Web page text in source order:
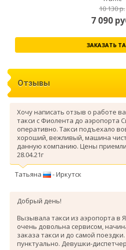
10 130 р.
7 090
ЗАКАЗАТЬ
Отзывы
Хочу написать отзыв о работе
такси с Фиолента до аэропорта
оперативно. Такси подъехало
хороший, вежливый, машина
данную компанию. Цены
28.04.21г
Татьяна - Иркутск
Добрый день!
Вызывала такси из аэропорта в
очень довольна сервисом,
заказа такси и до самой
пунктуально. Девушки-